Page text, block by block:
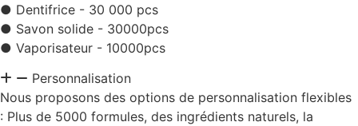
● Dentifrice - 30 000 pcs
● Savon solide - 30000pcs
● Vaporisateur - 10000pcs
Personnalisation
Nous proposons des options de personnalisation flexibles
: Plus de 5000 formules, des ingrédients naturels, la